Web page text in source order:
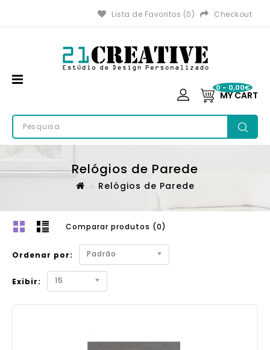
Lista de Favoritos (0) Checkout
MY CART
0 - 0,00€
Relógios de Parede
Relógios de Parede
Comparar produtos (0)
Ordenar por: Padrão
Exibir: 15